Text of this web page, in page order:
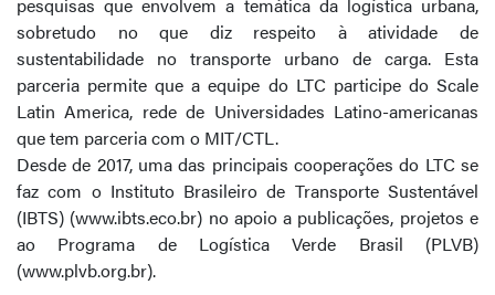
pesquisas que envolvem a temática da logística urbana,
sobretudo no que diz respeito à atividade de
sustentabilidade no transporte urbano de carga. Esta
parceria permite que a equipe do LTC participe do Scale
Latin America, rede de Universidades Latino-americanas
que tem parceria com o MIT/CTL.
Desde de 2017, uma das principais cooperações do LTC se
faz com o Instituto Brasileiro de Transporte Sustentável
(IBTS) (www.ibts.eco.br) no apoio a publicações, projetos e
ao Programa de Logística Verde Brasil (PLVB)
(www.plvb.org.br).